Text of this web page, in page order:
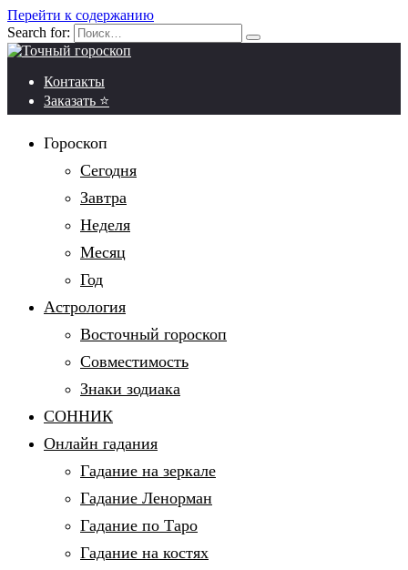
Перейти к содержанию
Search for:
Контакты
Заказать ⭐
Гороскоп
Сегодня
Завтра
Неделя
Месяц
Год
Астрология
Восточный гороскоп
Совместимость
Знаки зодиака
СОННИК
Онлайн гадания
Гадание на зеркале
Гадание Ленорман
Гадание по Таро
Гадание на костях